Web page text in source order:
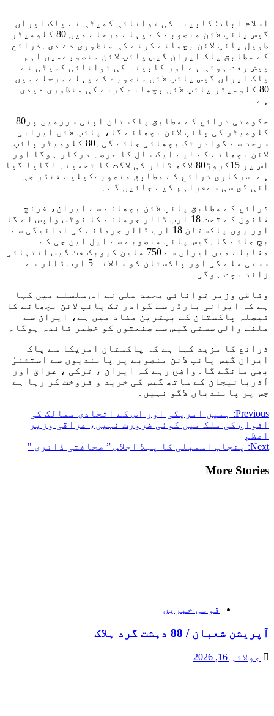
اسلام آباد: کابینہ کی توانائی کمیٹی نے پاک ایران
گیس پائپ لائن منصوبے کے پہلے مرحلے میں 80 کلومیٹر
طویل پائپ لائن بچھانے کرنے کی منظوری دے دی۔ذرائع
کے مطابق پاک ایران گیس پائپ لائن منصوبےمیں اہم
پیش رفت ہوئی ہے اور کابینہ کی توانائی کمیٹی نے
پاک ایران گیس پائپ لائن منصوبے کے پہلے مرحلے میں
80 کلومیٹر پائپ لائن بچھانے کرنے کی منظوری دیدی
ہے۔
حکومتی ذرائع کے مطابق پاکستان اپنی سرزمین پر80
کلومیٹر کی پائپ لائن بچھائے گا، پائپ لائن ایرانی
سرحد سے گوادر تک بچھائی جائے گی۔80 کلومیٹر پائپ
لائن بچھانے کے لیے ایک سال کا عرصہ درکار ہوگا اور
اس پر 15کروڑ80 لاکھ ڈالر کی لاگت کا تخمینہ لگایا گیا
ہے۔سرکاری ذرائع کے مطابق منصوبےکیلیے فنڈز جی
آئی ڈی سی سےفراہم کیے جائیں گے۔
ذرائع کے مطابق پائپ لائن بچھانے سے ایران، فرنچ
قانون کے تحت 18 ارب ڈالر جرمانے کا نوٹس واپس لے گا
اور یوں پاکستان 18 ارب ڈالر جرمانے کی ادائیگی سے
بچ جائے گا۔گیس پائپ منصوبے سے ایل این جی کے
مقابلے میں ایران سے 750 ملین کیوبک فٹ گیس انتہائی
سستی ملے گی اور پاکستان کو سالانہ 5 ارب ڈالر سے
زائد بچت ہوگی۔
وفاقی وزیر توانائی محمد علی نے اس سلسلے میں کہا
ہے کہ ایرانی بارڈر سے گوادر تک پائپ لائن بچھانے کا
فیصلہ پاکستان کے بہترین مفاد میں ہے، ایران سے
ملنے والی سستی گیس سے صنعتوں کو خطیر فائدہ ہوگا۔
ذرائع کا مزید کہا ہے کہ پاکستان امریکا سے پاک
ایران گیس پائپ لائن منصوبے پر پابندیوں سے استثنیٰ
بھی مانگے گا۔واضح رہے کہ ایران ، ترکی ، عراق اور
آذربائیجان کے ساتھ گیس کی خرید و فروخت کر رہا ہے
جس پر پابندیاں لاگو نہیں۔
Post
navigation
Previous:
ہمیں امریکی اور اس کے اتحادی ممالک کی
افواج کی ملک میں کوئی ضرورت نہیں، عراقی وزیر
اعظم
Next:
پنجاب اسمبلی کا پہلا اجلاس ” صحافتی ڈائری "
More Stories
قومی خبریں
آپریشن شعبان / 88 دہشت گرد ہلاک
جولائی 16, 2026